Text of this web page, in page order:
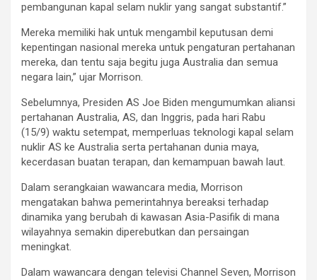
pembangunan kapal selam nuklir yang sangat substantif.”
Mereka memiliki hak untuk mengambil keputusan demi
kepentingan nasional mereka untuk pengaturan pertahanan
mereka, dan tentu saja begitu juga Australia dan semua
negara lain,” ujar Morrison.
Sebelumnya, Presiden AS Joe Biden mengumumkan aliansi
pertahanan Australia, AS, dan Inggris, pada hari Rabu
(15/9) waktu setempat, memperluas teknologi kapal selam
nuklir AS ke Australia serta pertahanan dunia maya,
kecerdasan buatan terapan, dan kemampuan bawah laut.
Dalam serangkaian wawancara media, Morrison
mengatakan bahwa pemerintahnya bereaksi terhadap
dinamika yang berubah di kawasan Asia-Pasifik di mana
wilayahnya semakin diperebutkan dan persaingan
meningkat.
Dalam wawancara dengan televisi Channel Seven, Morrison